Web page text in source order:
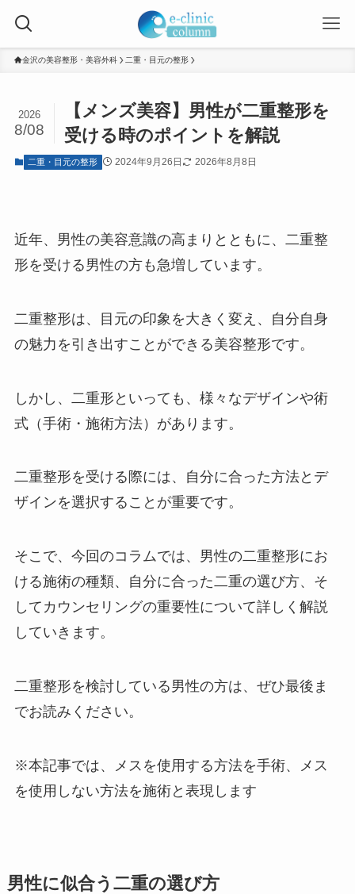
金沢の美容整形・美容外科 二重・目元の整形
【メンズ美容】男性が二重整形を
受ける時のポイントを解説
2026
8/08
二重・目元の整形 2024年9月26日 2026年8月8日
近年、男性の美容意識の高まりとともに、二重整
形を受ける男性の方も急増しています。
二重整形は、目元の印象を大きく変え、自分自身
の魅力を引き出すことができる美容整形です。
しかし、二重形といっても、様々なデザインや術
式（手術・施術方法）があります。
二重整形を受ける際には、自分に合った方法とデ
ザインを選択することが重要です。
そこで、今回のコラムでは、男性の二重整形にお
ける施術の種類、自分に合った二重の選び方、そ
してカウンセリングの重要性について詳しく解説
していきます。
二重整形を検討している男性の方は、ぜひ最後ま
でお読みください。
※本記事では、メスを使用する方法を手術、メス
を使用しない方法を施術と表現します
男性に似合う二重の選び方